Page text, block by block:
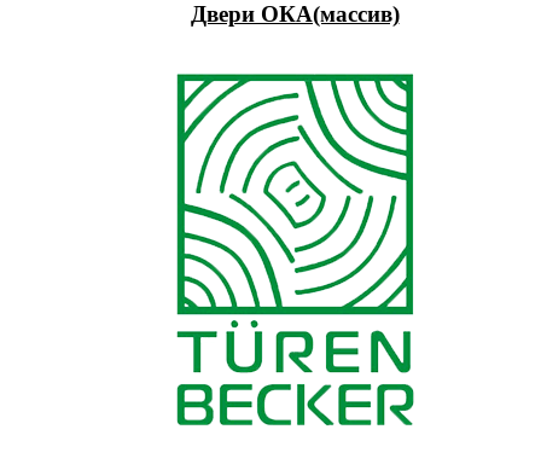
Двери ОКА(массив)